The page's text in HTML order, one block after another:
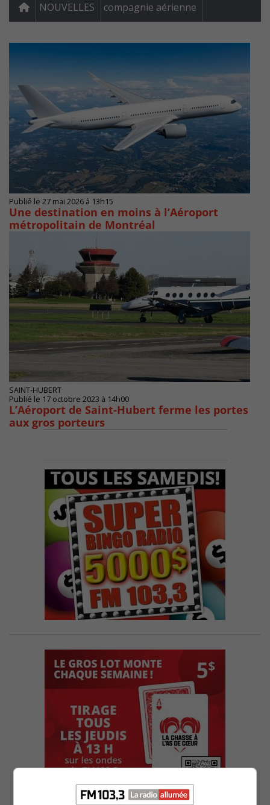
NOUVELLES compagnie aérienne
Publié le 27 mai 2026 à 13h15
Une destination en moins à l’Aéroport
métropolitain de Montréal
SAINT-HUBERT
Publié le 17 octobre 2023 à 14h00
L’Aéroport de Saint-Hubert ferme les portes
aux gros porteurs